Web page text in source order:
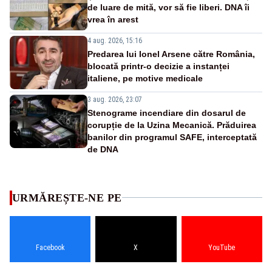
de luare de mită, vor să fie liberi. DNA îi
vrea în arest
4 aug. 2026, 15:16
Predarea lui Ionel Arsene către România,
blocată printr-o decizie a instanței
italiene, pe motive medicale
3 aug. 2026, 23:07
Stenograme incendiare din dosarul de
corupție de la Uzina Mecanică. Prăduirea
banilor din programul SAFE, interceptată
de DNA
URMĂREȘTE-NE PE
Facebook X YouTube